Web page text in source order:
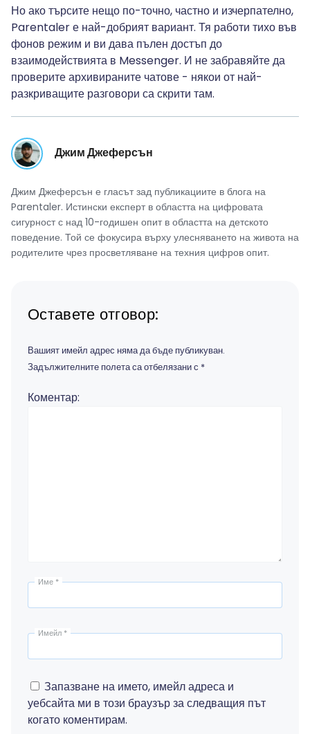
Но ако търсите нещо по-точно, частно и изчерпателно,
Parentaler е най-добрият вариант. Тя работи тихо във
фонов режим и ви дава пълен достъп до
взаимодействията в Messenger. И не забравяйте да
проверите архивираните чатове - някои от най-
разкриващите разговори са скрити там.
Джим Джеферсън
Джим Джеферсън е гласът зад публикациите в блога на
Parentaler. Истински експерт в областта на цифровата
сигурност с над 10-годишен опит в областта на детското
поведение. Той се фокусира върху улесняването на живота на
родителите чрез просветляване на техния цифров опит.
Оставете отговор:
Вашият имейл адрес няма да бъде публикуван.
Задължителните полета са отбелязани с *
Коментар:
Име *
Имейл *
Запазване на името, имейл адреса и
уебсайта ми в този браузър за следващия път
когато коментирам.